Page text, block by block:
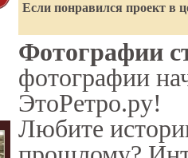
Если понравился проект в
Фотографии
фотографии
ЭтоРетро.ру!
Любите